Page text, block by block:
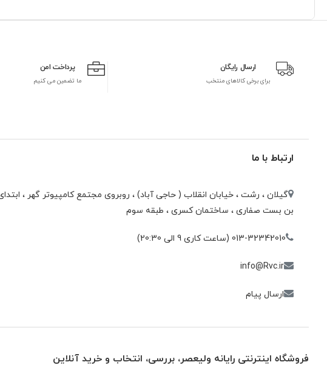
ارسال رایگان
برای برخی کالاهای منتخب
پرداخت امن
ما تضمین می کنیم
ارتباط با ما
گیلان ، رشت ، خيابان انقلاب ( حاجی آباد) ، روبروی مجتمع كامپيوتر گهر ،
بن بست صفاری ، ساختمان كسری ، طبقه سوم
013-32342010 (ساعت کاری 9 الی 20:30)
info@Rvc.ir
ارسال پیام
فروشگاه اینترنتی رایانه ولیعصر، بررسی، انتخاب و خرید آنلاین